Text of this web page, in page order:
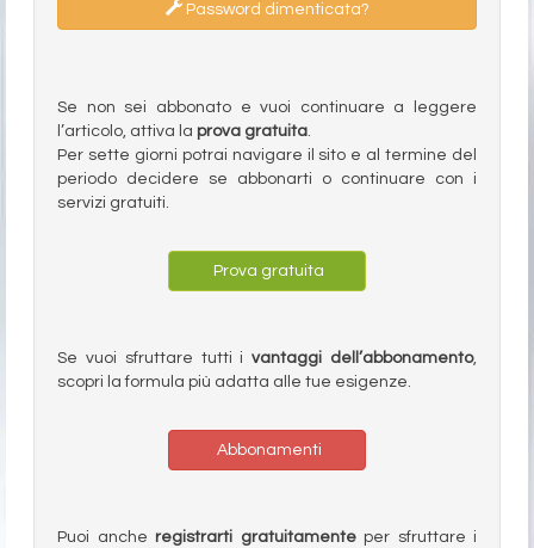
Password dimenticata?
Se non sei abbonato e vuoi continuare a leggere
l’articolo, attiva la prova gratuita.
Per sette giorni potrai navigare il sito e al termine del
periodo decidere se abbonarti o continuare con i
servizi gratuiti.
Prova gratuita
Se vuoi sfruttare tutti ivantaggi dell’abbonamento,
scopri la formula più adatta alle tue esigenze.
Abbonamenti
Puoi anche registrarti gratuitamenteper sfruttare i